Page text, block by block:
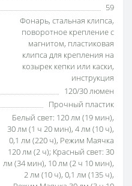
59
Фонарь, стальная клипса,
поворотное крепление с
магнитом, пластиковая
клипса для крепления на
козырек кепки или каски,
инструкция
120/30 люмен
Прочный пластик
Белый свет: 120 лм (19 мин),
30 лм (1 ч 20 мин), 4 лм (10 ч),
0,1 лм (220 ч), Режим Маячка
120 лм (2 ч); Красный свет: 30
лм (34 мин), 10 лм (2 ч 10 мин),
2 лм (10 ч), 0,1 лм (135 ч),